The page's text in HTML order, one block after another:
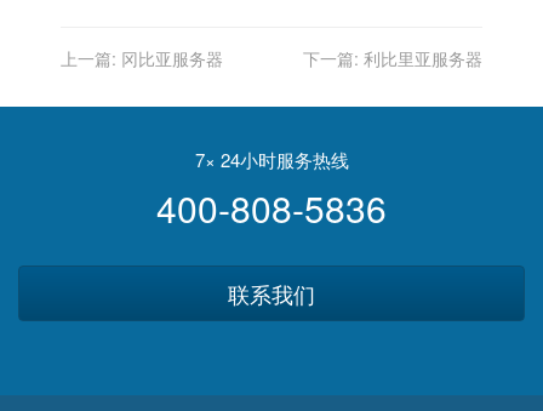
上一篇: 冈比亚服务器 下一篇: 利比里亚服务器
7× 24小时服务热线
400-808-5836
联系我们